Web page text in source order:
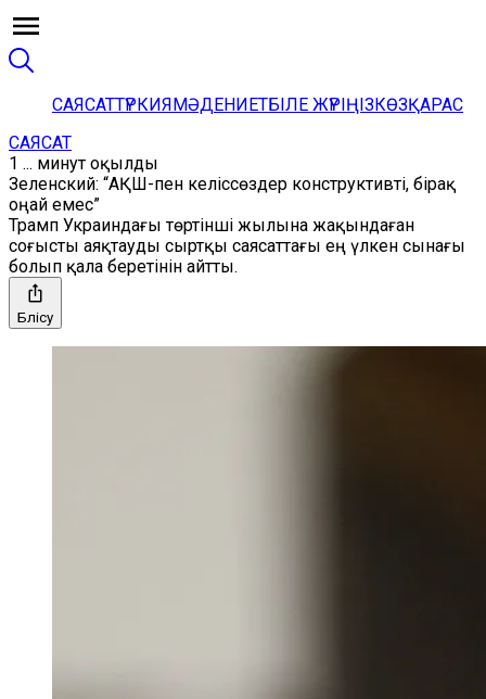
САЯСАТТҮРКИЯМӘДЕНИЕТБІЛЕ ЖҮРІҢІЗКӨЗҚАРАС
САЯСАТ
1 ... минут оқылды
Зеленский: “АҚШ-пен келіссөздер конструктивті, бірақ
оңай емес”
Трамп Украиндағы төртінші жылына жақындаған
соғысты аяқтауды сыртқы саясаттағы ең үлкен сынағы
болып қала беретінін айтты.
Бөлісу